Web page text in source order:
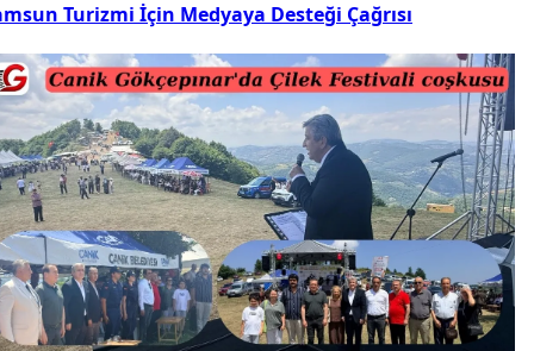
Turizmi İçin Medyaya Desteği Çağrısı